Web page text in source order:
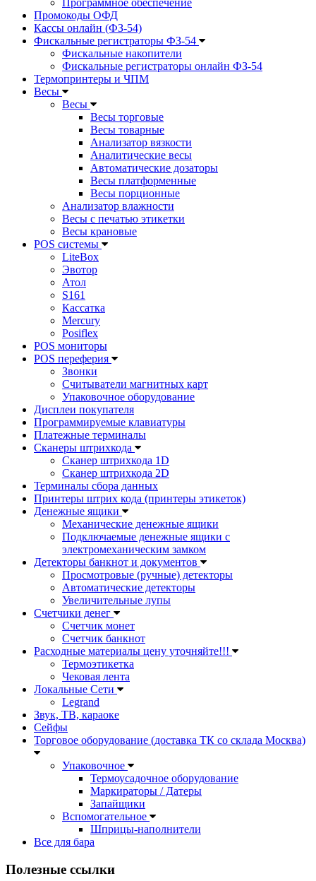
Программное обеспечение
Промокоды ОФД
Кассы онлайн (ФЗ-54)
Фискальные регистраторы ФЗ-54
Фискальные накопители
Фискальные регистраторы онлайн ФЗ-54
Термопринтеры и ЧПМ
Весы
Весы
Весы торговые
Весы товарные
Анализатор вязкости
Аналитические весы
Автоматические дозаторы
Весы платформенные
Весы порционные
Анализатор влажности
Весы с печатью этикетки
Весы крановые
POS системы
LiteBox
Эвотор
Атол
S161
Кассатка
Mercury
Posiflex
POS мониторы
POS переферия
Звонки
Считыватели магнитных карт
Упаковочное оборудование
Дисплеи покупателя
Программируемые клавиатуры
Платежные терминалы
Сканеры штрихкода
Сканер штрихкода 1D
Сканер штрихкода 2D
Терминалы сбора данных
Принтеры штрих кода (принтеры этикеток)
Денежные ящики
Механические денежные ящики
Подключаемые денежные ящики с
электромеханическим замком
Детекторы банкнот и документов
Просмотровые (ручные) детекторы
Автоматические детекторы
Увеличительные лупы
Счетчики денег
Счетчик монет
Счетчик банкнот
Расходные материалы цену уточняйте!!!
Термоэтикетка
Чековая лента
Локальные Сети
Legrand
Звук, ТВ, караоке
Сейфы
Торговое оборудование (доставка ТК со склада Москва)
Упаковочное
Термоусадочное оборудование
Маркираторы / Датеры
Запайщики
Вспомогательное
Шприцы-наполнители
Все для бара
Полезные ссылки